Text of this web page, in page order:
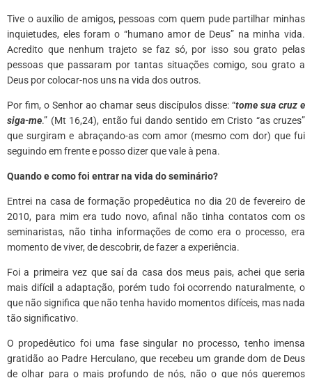
Tive o auxílio de amigos, pessoas com quem pude partilhar minhas
inquietudes, eles foram o “humano amor de Deus” na minha vida.
Acredito que nenhum trajeto se faz só, por isso sou grato pelas
pessoas que passaram por tantas situações comigo, sou grato a
Deus por colocar-nos uns na vida dos outros.
Por fim, o Senhor ao chamar seus discípulos disse: “tome sua cruz e
siga-me.” (Mt 16,24), então fui dando sentido em Cristo “as cruzes”
que surgiram e abraçando-as com amor (mesmo com dor) que fui
seguindo em frente e posso dizer que vale à pena.
Quando e como foi entrar na vida do seminário?
Entrei na casa de formação propedêutica no dia 20 de fevereiro de
2010, para mim era tudo novo, afinal não tinha contatos com os
seminaristas, não tinha informações de como era o processo, era
momento de viver, de descobrir, de fazer a experiência.
Foi a primeira vez que saí da casa dos meus pais, achei que seria
mais difícil a adaptação, porém tudo foi ocorrendo naturalmente, o
que não significa que não tenha havido momentos difíceis, mas nada
tão significativo.
O propedêutico foi uma fase singular no processo, tenho imensa
gratidão ao Padre Herculano, que recebeu um grande dom de Deus
de olhar para o mais profundo de nós, não o que nós queremos